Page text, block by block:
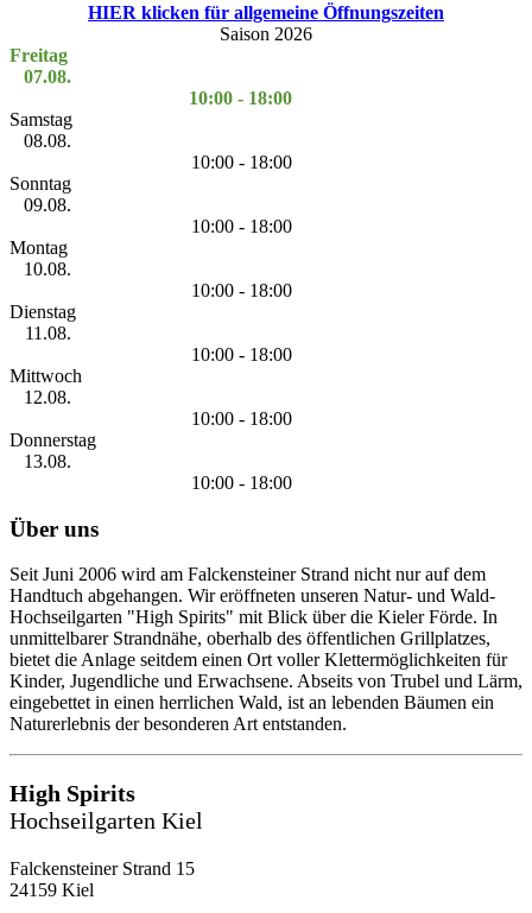
HIER klicken für allgemeine Öffnungszeiten
Saison 2026
Freitag
07.08.
10:00 - 18:00
Samstag
08.08.
10:00 - 18:00
Sonntag
09.08.
10:00 - 18:00
Montag
10.08.
10:00 - 18:00
Dienstag
11.08.
10:00 - 18:00
Mittwoch
12.08.
10:00 - 18:00
Donnerstag
13.08.
10:00 - 18:00
Über uns
Seit Juni 2006 wird am Falckensteiner Strand nicht nur auf dem
Handtuch abgehangen. Wir eröffneten unseren Natur- und Wald-
Hochseilgarten "High Spirits" mit Blick über die Kieler Förde. In
unmittelbarer Strandnähe, oberhalb des öffentlichen Grillplatzes,
bietet die Anlage seitdem einen Ort voller Klettermöglichkeiten für
Kinder, Jugendliche und Erwachsene. Abseits von Trubel und Lärm,
eingebettet in einen herrlichen Wald, ist an lebenden Bäumen ein
Naturerlebnis der besonderen Art entstanden.
High Spirits
Hochseilgarten Kiel
Falckensteiner Strand 15
24159 Kiel